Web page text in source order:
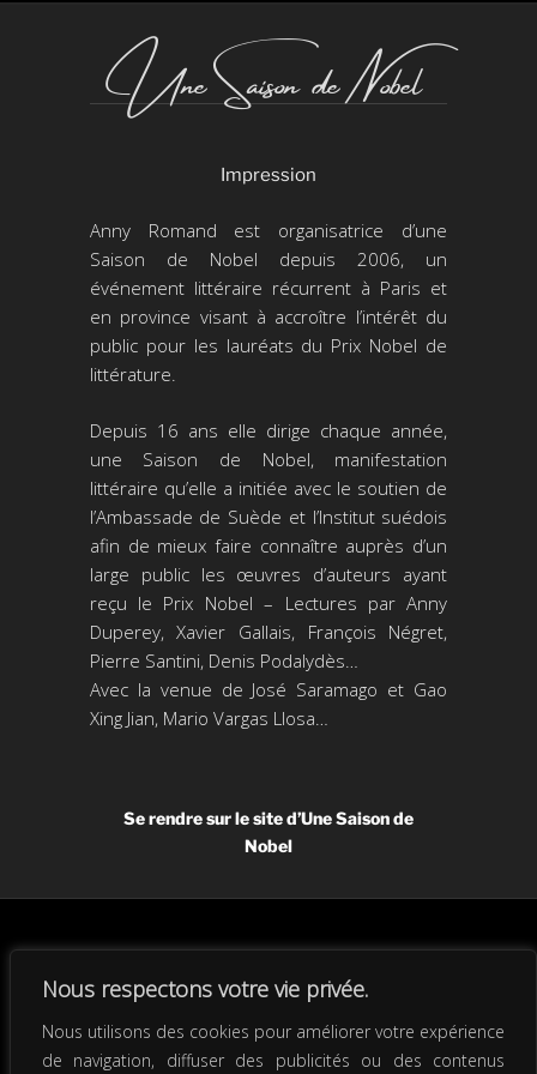
Nous respectons votre vie privée.
Nous utilisons des cookies pour améliorer votre expérience
de navigation, diffuser des publicités ou des contenus
Une Saison de Nobel
Impression
Anny Romand est organisatrice d’une
Saison de Nobel depuis 2006, un
événement littéraire récurrent à Paris et
en province visant à accroître l’intérêt du
public pour les lauréats du Prix Nobel de
littérature.
Depuis 16 ans elle dirige chaque année,
une Saison de Nobel, manifestation
littéraire qu’elle a initiée avec le soutien de
l’Ambassade de Suède et l’Institut suédois
afin de mieux faire connaître auprès d’un
large public les œuvres d’auteurs ayant
reçu le Prix Nobel – Lectures par Anny
Duperey, Xavier Gallais, François Négret,
Pierre Santini, Denis Podalydès…
Avec la venue de José Saramago et Gao
Xing Jian, Mario Vargas Llosa…
Se rendre sur le site d’Une Saison de
Nobel
Anny Romand/Politique de
propulsé par WordPress/Créé
Facebook
LinkedIn